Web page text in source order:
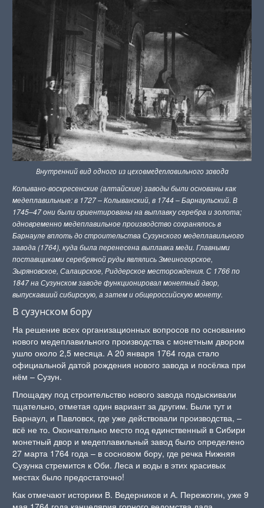
Внутренний вид одного из цеховмедеплавильного завода
Колывано-воскресенские (алтайские) заводы были основаны как
медеплавильные: в 1727 – Колыванский, в 1744 – Барнаульский. В
1745–47 они были ориентированы на выплавку серебра и золота;
одновременно медеплавильное производство сохранялось в
Барнауле вплоть до строительства Сузунского медеплавильного
завода (1764), куда была перенесена выплавка меди. Главными
поставщиками серебряной руды являлись Змеиногорское,
Зыряновское, Салаирское, Риддерское месторождения. С 1766 по
1847 на Сузунском заводе функционировал монетный двор,
выпускавший сибирскую, а затем и общероссийскую монету.
В сузунском бору
На решение всех организационных вопросов по основанию
нового медеплавильного производства с монетным двором
ушло около 2,5 месяца. А 20 января 1764 года стало
официальной датой рождения нового завода и посёлка при
нём – Сузун.
Площадку под строительство нового завода подыскивали
тщательно, отметая один вариант за другим. Были тут и
Барнаул, и Павловск, где уже действовали производства, –
всё не то. Окончательно место под единственный в Сибири
монетный двор и медеплавильный завод было определено
27 марта 1764 года – в сосновом бору, где речка Нижняя
Сузунка стремится к Оби. Леса и воды в этих красивых
местах было предостаточно!
Как отмечают историки В. Ведерников и А. Пережогин, уже 9